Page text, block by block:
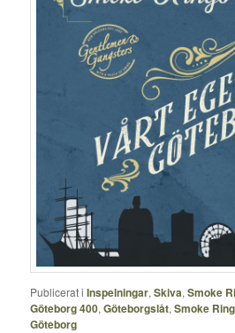
Publicerat i Inspelningar,Skiva,Smoke
Göteborg 400,Göteborgslåt,Smoke
Göteborg